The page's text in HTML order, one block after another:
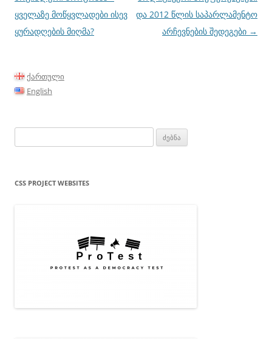
ყველაზე მოწყვლადები ისევ
ყურადღების მიღმა?
და 2012 წლის საპარლამენტო
არჩევნების შედეგები →
ქართული
English
CSS PROJECT WEBSITES